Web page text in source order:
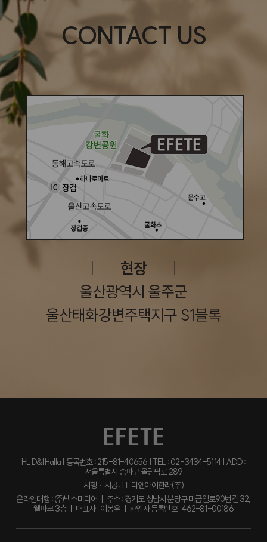
CONTACT US
현장
울산광역시 울주군
울산태화강변주택지구 S1블록
HL D&I Halla | 등록번호 : 215-81-40656 | TEL : 02-3434-5114 | ADD :
서울특별시 송파구 올림픽로 289
시행ㆍ시공 : HL디앤아이한라(주)
온라인대행 : ㈜넥스미디어 ㅣ 주소 : 경기도 성남시 분당구 미금일로90번길 32,
웰파크 3층 ㅣ 대표자 : 이봉우 ㅣ 사업자 등록번호 : 462-81-00186